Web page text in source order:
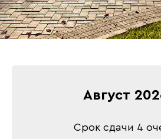
Август
Срок сдачи 4